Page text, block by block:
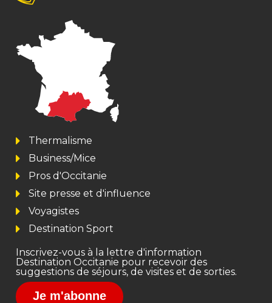
Thermalisme
Business/Mice
Pros d'Occitanie
Site presse et d'influence
Voyagistes
Destination Sport
Inscrivez-vous à la lettre d'information
Destination Occitanie pour recevoir des
suggestions de séjours, de visites et de sorties.
Je m'abonne